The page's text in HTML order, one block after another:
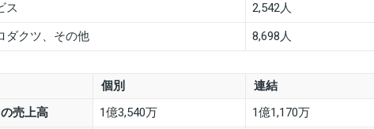
ス
2,542人
ダクツ、その他
8,698人
個別
連結
売上高
1億3,540万
1億1,170万